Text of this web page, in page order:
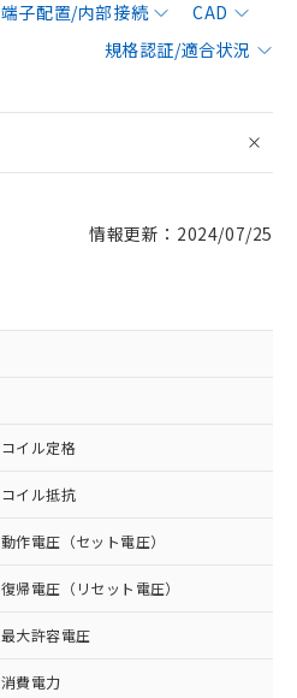
端子配置/内部接続
CAD
規格認証/適合状況
情報更新：2024/07/25
コイル定格
コイル抵抗
動作電圧（セット電圧）
復帰電圧（リセット電圧）
最大許容電圧
消費電力